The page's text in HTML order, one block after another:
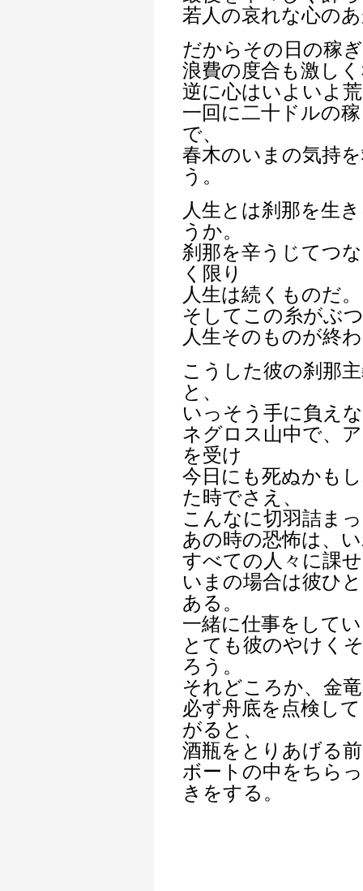
若人の哀れな心の
だからその日の稼
浪費の度合も激し
逆に心はいよいよ
一回に二十ドルの
で、
春木のいまの気持
う。
人生とは刹那を生
うか。
刹那を辛うじてつ
く限り
人生は続くものだ。
そしてこの糸がぶ
人生そのものが終
こうした彼の刹那
と、
いっそう手に負え
ネグロス山中で、
を受け
今日にも死ぬかも
た時でさえ、
こんなに切羽詰ま
あの時の恐怖は、
すべての人々に課
いまの場合は彼ひ
ある。
一緒に仕事をして
とても彼のやけく
ろう。
それどころか、金
必ず舟底を点検し
がると、
酒瓶をとりあげる
ボートの中をちら
きをする。